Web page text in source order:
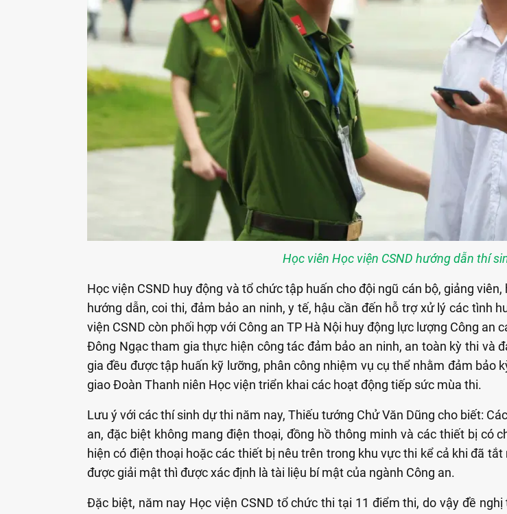
Học viên Học viện CSND hướng dẫn thí
Học viện CSND huy động và tổ chức tập huấn cho đội ngũ cán bộ, giảng
hướng dẫn, coi thi, đảm bảo an ninh, y tế, hậu cần đến hỗ trợ xử lý các tình
viện CSND còn phối hợp với Công an TP Hà Nội huy động lực lượng Công an
Đông Ngạc tham gia thực hiện công tác đảm bảo an ninh, an toàn kỳ thi
gia đều được tập huấn kỹ lưỡng, phân công nhiệm vụ cụ thể nhằm đảm bảo
giao Đoàn Thanh niên Học viện triển khai các hoạt động tiếp sức mùa thi.
Lưu ý với các thí sinh dự thi năm nay, Thiếu tướng Chử Văn Dũng cho biết:
an, đặc biệt không mang điện thoại, đồng hồ thông minh và các thiết bị
hiện có điện thoại hoặc các thiết bị nêu trên trong khu vực thi kể cả khi đã
được giải mật thì được xác định là tài liệu bí mật của ngành Công an.
Đặc biệt, năm nay Học viện CSND tổ chức thi tại 11 điểm thi, do vậy đề